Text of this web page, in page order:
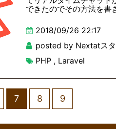
できたのでその方法を書
2018/09/26 22:17
posted by Nextatス
PHP , Laravel
7 8 9